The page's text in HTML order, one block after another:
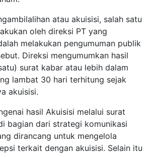
atau akuisisi, salah satu
oleh direksi PT yang
melakukan pengumuman publik
Direksi mengumumkan hasil
surat kabar atau lebih dalam
lambat 30 hari terhitung sejak
akuisisi.
hasil Akuisisi melalui surat
bagian dari strategi komunikasi
dirancang untuk mengelola
terkait dengan akuisisi. Selain itu